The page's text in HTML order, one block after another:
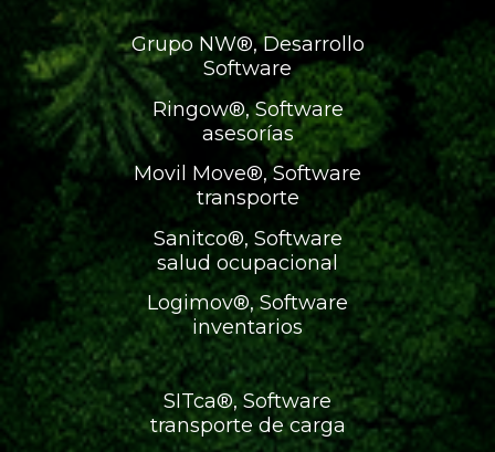
Grupo NW®, Desarrollo
Software
Ringow®, Software
asesorías
Movil Move®, Software
transporte
Sanitco®, Software
salud ocupacional
Logimov®, Software
inventarios
SITca®, Software
transporte de carga